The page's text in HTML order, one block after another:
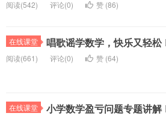
阅读(542) 评论(0) 赞 (86)
在线课堂 唱歌谣学数学，快乐又轻松
阅读(661) 评论(0) 赞 (64)
在线课堂 小学数学盈亏问题专题讲解